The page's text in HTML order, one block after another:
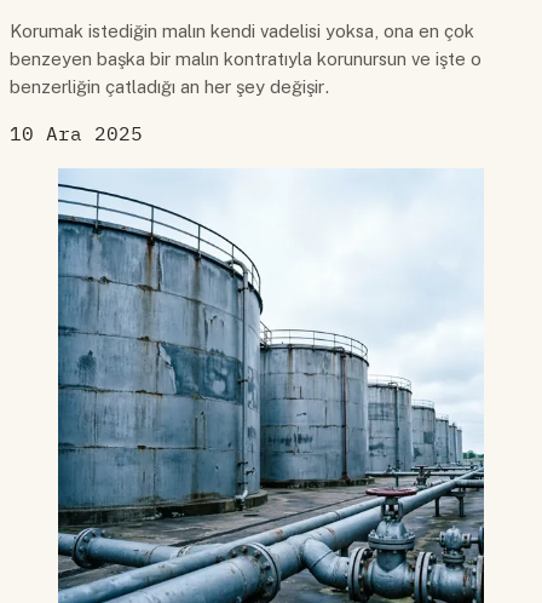
Korumak istediğin malın kendi vadelisi yoksa, ona en çok
benzeyen başka bir malın kontratıyla korunursun ve işte o
benzerliğin çatladığı an her şey değişir.
10 Ara 2025